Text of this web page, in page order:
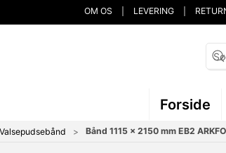
OM OS LEVERING
Forside
Valsepudsebånd Bånd 1115 x 2150 mm EB2